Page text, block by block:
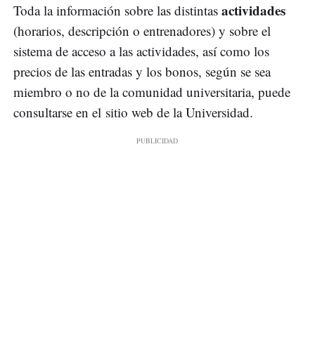
Toda la información sobre las distintas actividades
(horarios, descripción o entrenadores) y sobre el
sistema de acceso a las actividades, así como los
precios de las entradas y los bonos, según se sea
miembro o no de la comunidad universitaria, puede
consultarse en el sitio web de la Universidad.